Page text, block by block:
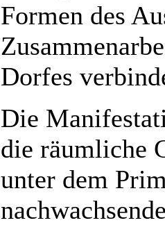
Formen des
Dorfes
Die
die räumliche
unter dem